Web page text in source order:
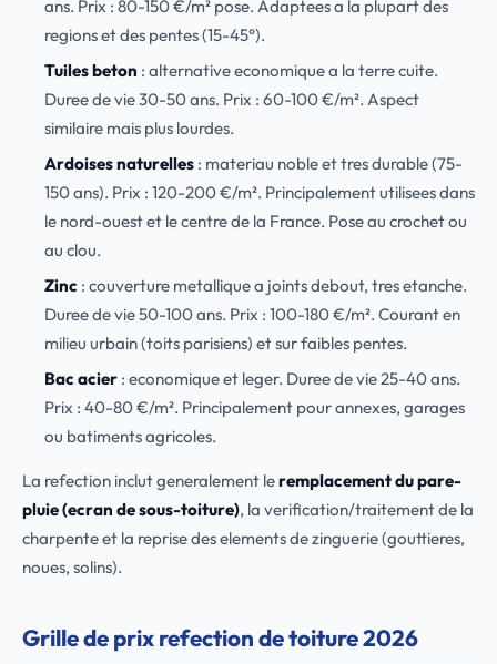
ans. Prix : 80-150 €/m² pose. Adaptees a la plupart des
regions et des pentes (15-45°).
Tuiles beton : alternative economique a la terre cuite.
Duree de vie 30-50 ans. Prix : 60-100 €/m². Aspect
similaire mais plus lourdes.
Ardoises naturelles: materiau noble et tres durable (75-
150 ans). Prix : 120-200 €/m². Principalement utilisees dans
le nord-ouest et le centre de la France. Pose au crochet ou
au clou.
Zinc : couverture metallique a joints debout, tres etanche.
Duree de vie 50-100 ans. Prix : 100-180 €/m². Courant en
milieu urbain (toits parisiens) et sur faibles pentes.
Bac acier: economique et leger. Duree de vie 25-40 ans.
Prix : 40-80 €/m². Principalement pour annexes, garages
ou batiments agricoles.
La refection inclut generalement leremplacement du pare-
pluie (ecran de sous-toiture), la verification/traitement de la
charpente et la reprise des elements de zinguerie (gouttieres,
noues, solins).
Grille de prix refection de toiture 2026